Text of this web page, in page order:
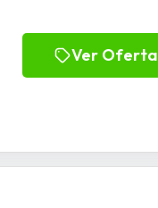
Ver Oferta